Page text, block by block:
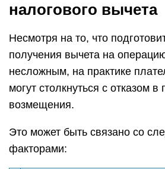
налогового вычета
Несмотря на то, что
получения вычета на
несложным, на практике
могут столкнуться с отказом в
возмещения.
Это может быть связано со
факторами: